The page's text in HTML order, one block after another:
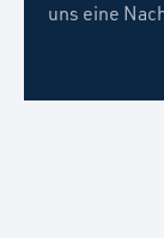
uns eine